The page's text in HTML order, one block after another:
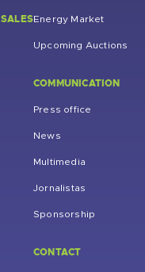
SALESEnergy Market
Upcoming Auctions
COMMUNICATION
Press office
News
Multimedia
Jornalistas
Sponsorship
CONTACT